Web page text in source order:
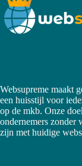
Websupreme maakt
een huisstijl voor
op de mkb. Onze
ondernemers zonder
zijn met huidige